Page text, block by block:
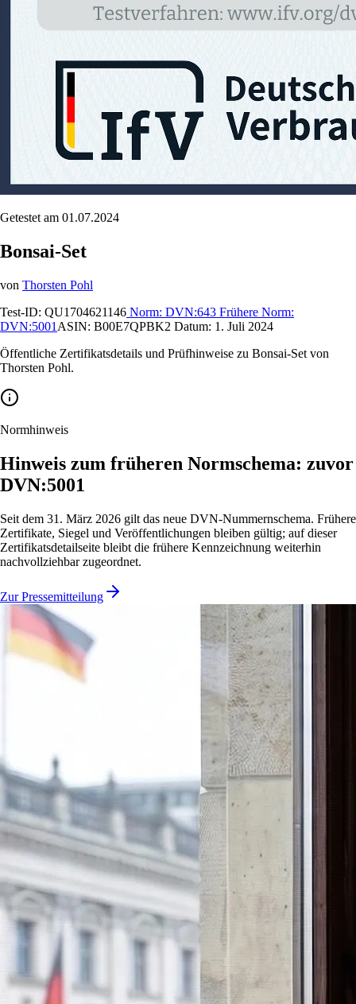
Getestet am 01.07.2024
Bonsai-Set
von Thorsten Pohl
Test-ID: QU1704621146 Norm: DVN:643 Frühere Norm:
DVN:5001 ASIN: B00E7QPBK2 Datum: 1. Juli 2024
Öffentliche Zertifikatsdetails und Prüfhinweise zu Bonsai-Set von
Thorsten Pohl.
Normhinweis
Hinweis zum früheren Normschema: zuvor
DVN:5001
Seit dem 31. März 2026 gilt das neue DVN-Nummernschema. Frühere
Zertifikate, Siegel und Veröffentlichungen bleiben gültig; auf dieser
Zertifikatsdetailseite bleibt die frühere Kennzeichnung weiterhin
nachvollziehbar zugeordnet.
Zur Pressemitteilung